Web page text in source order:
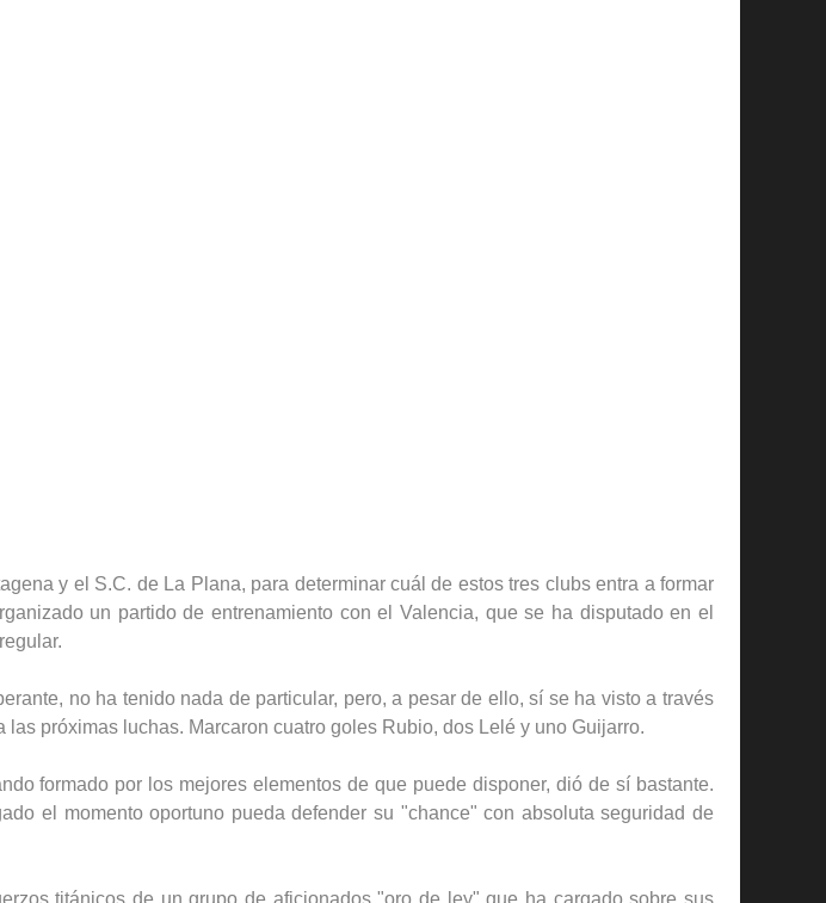
y el S.C. de La Plana, para determinar cuál de estos tres clubs entra a formar
un partido de entrenamiento con el Valencia, que se ha disputado en el
no ha tenido nada de particular, pero, a pesar de ello, sí se ha visto a través
próximas luchas. Marcaron cuatro goles Rubio, dos Lelé y uno Guijarro.
formado por los mejores elementos de que puede disponer, dió de sí bastante.
el momento oportuno pueda defender su "chance" con absoluta seguridad de
titánicos de un grupo de aficionados "oro de ley" que ha cargado sobre sus